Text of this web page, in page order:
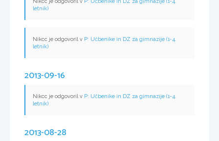
Nikcc je odgovoril v P: Učbenike in DZ za gimnazije (1-4.
letnik)
Nikcc je odgovoril v P: Učbenike in DZ za gimnazije (1-4.
letnik)
2013-09-16
Nikcc je odgovoril v P: Učbenike in DZ za gimnazije (1-4.
letnik)
2013-08-28